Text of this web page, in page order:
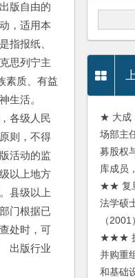
版自由的
，适用本
指报纸、
思列宁主
素质、有益
神生活。
各级人民
则，不得
活动的监
以上地方
县级以上
门根据已
处时，可
出版行业
★ 大成
场部主
募股权
库成员
★★ 复
法学硕
（2001
★★★ 执
并购重
和基础